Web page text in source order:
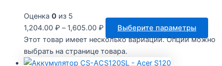
Оценка 0 из 5
1,204.00 ₽ – 1,605.00 ₽
Выберите параметры
Этот товар имеет несколько вариаций. Опции можно
выбрать на странице товара.